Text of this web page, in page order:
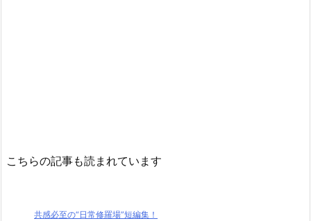
こちらの記事も読まれています
共感必至の“日常修羅場”短編集！